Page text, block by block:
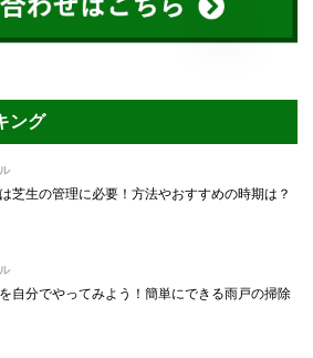
ング
芝生の管理に必要！方法やおすすめの時期は？
自分でやってみよう！簡単にできる雨戸の掃除